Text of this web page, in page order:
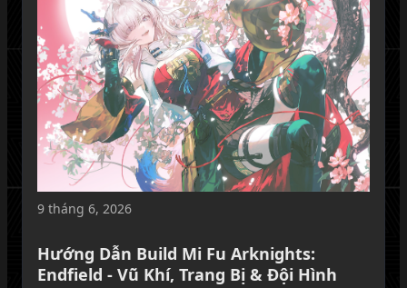
9 tháng 6, 2026
Hướng Dẫn Build Mi Fu Arknights:
Endfield - Vũ Khí, Trang Bị & Đội Hình